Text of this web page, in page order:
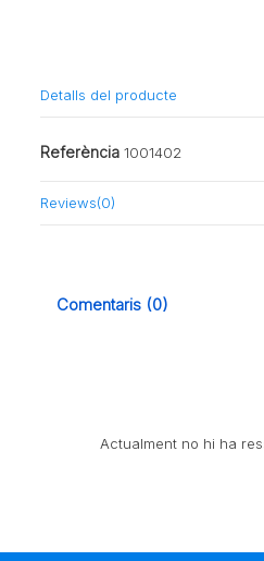
Detalls del producte
Referència 1001402
Reviews(0)
Comentaris (0)
Actualment no hi ha